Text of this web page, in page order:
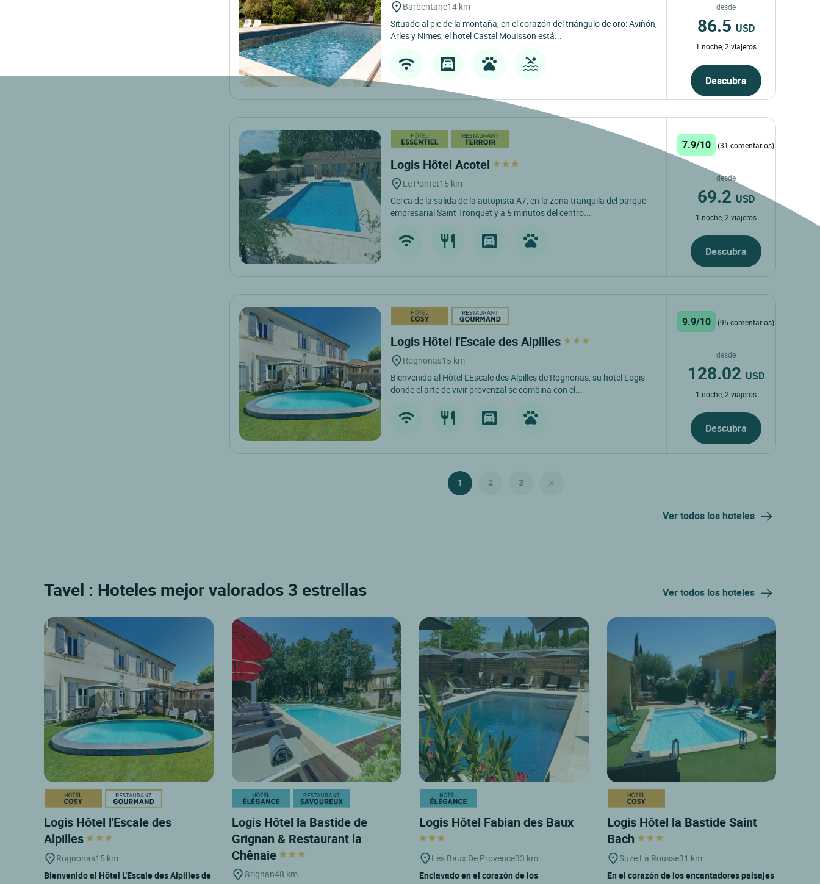
Barbentane14 km
Situado al pie de la montaña, en el corazón del triángulo de oro: Aviñón,
Arles y Nimes, el hotel Castel Mouisson está...
desde
86.5 USD
1 noche, 2 viajeros
Descubra
Logis Hôtel Acotel
Le Pontet15 km
Cerca de la salida de la autopista A7, en la zona tranquila del parque
empresarial Saint Tronquet y a 5 minutos del centro...
7.9/10 (31 comentarios)
desde
69.2 USD
1 noche, 2 viajeros
Descubra
Logis Hôtel l'Escale des Alpilles
Rognonas15 km
Bienvenido al Hôtel L'Escale des Alpilles de Rognonas, su hotel Logis
donde el arte de vivir provenzal se combina con el...
9.9/10 (95 comentarios)
desde
128.02 USD
1 noche, 2 viajeros
Descubra
1 2 3
Ver todos los hoteles
Tavel : Hoteles mejor valorados 3 estrellas Ver todos los hoteles
Logis Hôtel l'Escale des
Alpilles
Rognonas15 km
Bienvenido al Hôtel L'Escale des Alpilles de
Logis Hôtel la Bastide de
Grignan & Restaurant la
Chênaie
Grignan48 km
Logis Hôtel Fabian des Baux
Les Baux De Provence33 km
Enclavado en el corazón de los
Logis Hôtel la Bastide Saint
Bach
Suze La Rousse31 km
En el corazón de los encantadores paisajes